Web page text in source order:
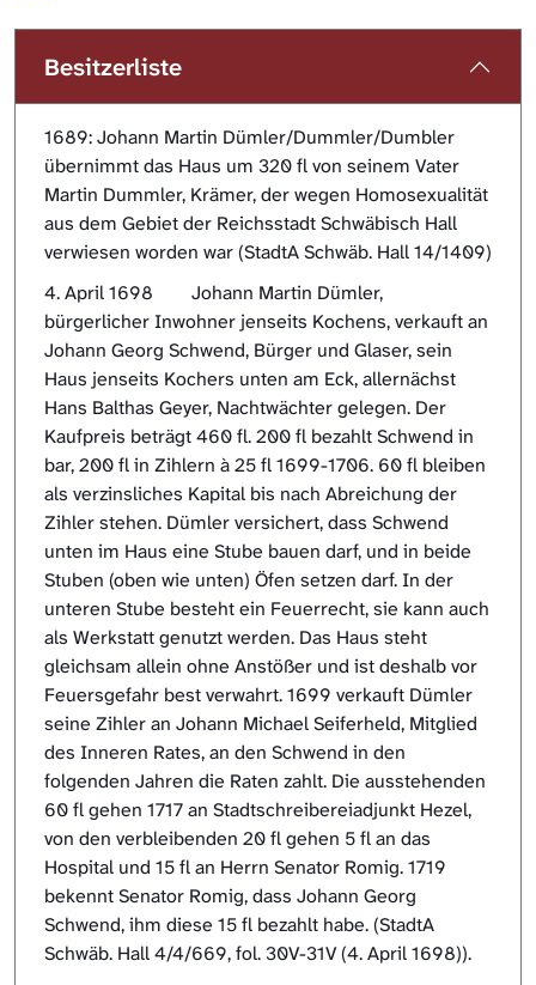
Besitzerliste
1689: Johann Martin Dümler/Dummler/Dumbler
übernimmt das Haus um 320 fl von seinem Vater
Martin Dummler, Krämer, der wegen Homosexualität
aus dem Gebiet der Reichsstadt Schwäbisch Hall
verwiesen worden war (StadtA Schwäb. Hall 14/1409)
4. April 1698 Johann Martin Dümler,
bürgerlicher Inwohner jenseits Kochens, verkauft an
Johann Georg Schwend, Bürger und Glaser, sein
Haus jenseits Kochers unten am Eck, allernächst
Hans Balthas Geyer, Nachtwächter gelegen. Der
Kaufpreis beträgt 460 fl. 200 fl bezahlt Schwend in
bar, 200 fl in Zihlern à 25 fl 1699-1706. 60 fl bleiben
als verzinsliches Kapital bis nach Abreichung der
Zihler stehen. Dümler versichert, dass Schwend
unten im Haus eine Stube bauen darf, und in beide
Stuben (oben wie unten) Öfen setzen darf. In der
unteren Stube besteht ein Feuerrecht, sie kann auch
als Werkstatt genutzt werden. Das Haus steht
gleichsam allein ohne Anstößer und ist deshalb vor
Feuersgefahr best verwahrt. 1699 verkauft Dümler
seine Zihler an Johann Michael Seiferheld, Mitglied
des Inneren Rates, an den Schwend in den
folgenden Jahren die Raten zahlt. Die ausstehenden
60 fl gehen 1717 an Stadtschreibereiadjunkt Hezel,
von den verbleibenden 20 fl gehen 5 fl an das
Hospital und 15 fl an Herrn Senator Romig. 1719
bekennt Senator Romig, dass Johann Georg
Schwend, ihm diese 15 fl bezahlt habe. (StadtA
Schwäb. Hall 4/4/669, fol. 30V-31V (4. April 1698)).